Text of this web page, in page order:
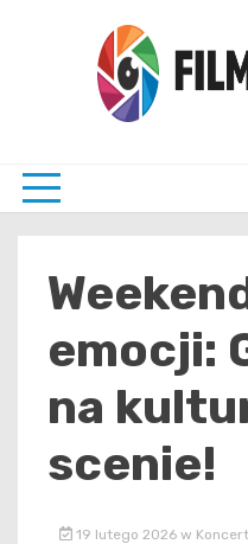
emocji:
na
scenie!
19 lutego 2026 w